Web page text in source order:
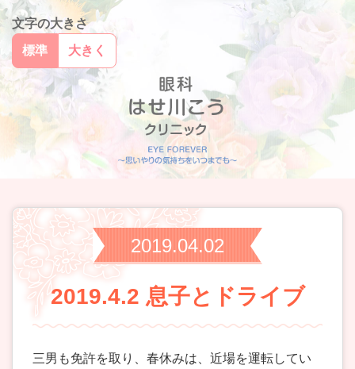
文字の大きさ
標準
大きく
2019.04.02
2019.4.2 息子とドライブ
三男も免許を取り、春休みは、近場を運転してい